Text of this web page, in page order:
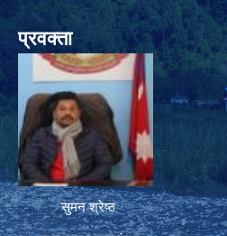
प्रवक्ता
सुमन श्रेष्ठ